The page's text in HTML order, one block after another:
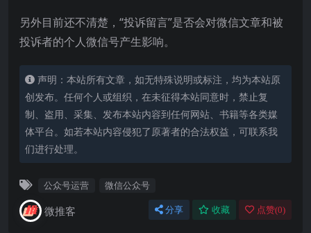
另外目前还不清楚，“投诉留言”是否会对微信文章和被
投诉者的个人微信号产生影响。
声明：本站所有文章，如无特殊说明或标注，均为本站原
创发布。任何个人或组织，在未征得本站同意时，禁止复
制、盗用、采集、发布本站内容到任何网站、书籍等各类媒
体平台。如若本站内容侵犯了原著者的合法权益，可联系我
们进行处理。
公众号运营 微信公众号
微推客 分享 收藏 点赞(0)